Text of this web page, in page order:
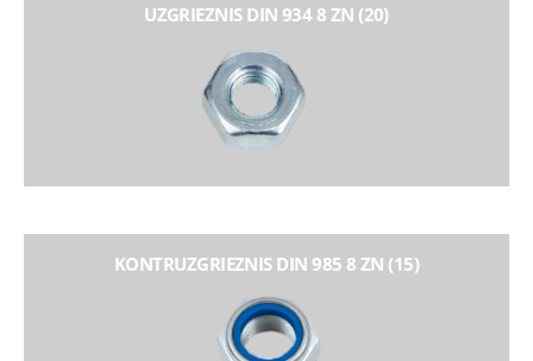
UZGRIEZNIS DIN 934 8 ZN (20)
KONTRUZGRIEZNIS DIN 985 8 ZN (15)